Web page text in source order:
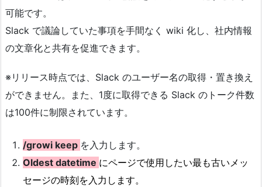
可能です。
Slack で議論していた事項を手間なく wiki 化し、社内情報
の文章化と共有を促進できます。
※リリース時点では、Slack のユーザー名の取得・置き換え
ができません。また、1度に取得できる Slack のトーク件数
は100件に制限されています。
/growi keep を入力します。
Oldest datetime にページで使用したい最も古いメッ
セージの時刻を入力します。